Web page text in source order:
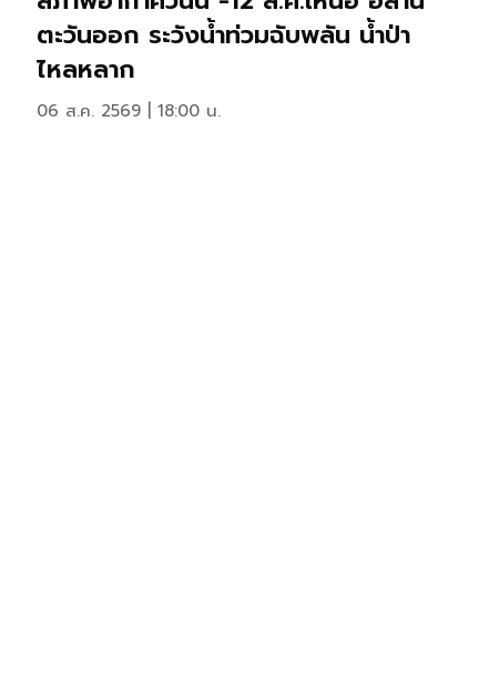
ตะวันออก ระวังน้ำท่วมฉับพลัน น้ำป่า
ไหลหลาก
06 ส.ค. 2569 | 18:00 น.